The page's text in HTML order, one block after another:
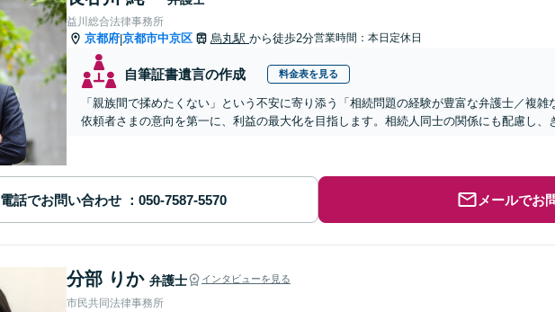
益川総合法律事務所
京都府|京都市中京区 烏丸駅 から徒歩2分営業時間：本日定休日
自筆証書遺言の作成 料金表を見る
「親族間で揉めたくない」という不安に寄り添う「相続問題の経験が豊富な弁護士／複雑
依頼者さまの意向を第一に、利益の最大化を目指します。相続人同士の関係にも配慮し、
電話でお問い合わせ メールでお
分部 りか 弁護士 インタビューを見る
市民共同法律事務所